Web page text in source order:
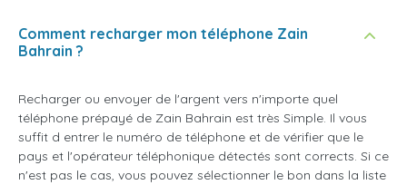
Comment recharger mon téléphone Zain
Bahrain ?
Recharger ou envoyer de l'argent vers n'importe quel
téléphone prépayé de Zain Bahrain est très Simple. Il vous
suffit d entrer le numéro de téléphone et de vérifier que le
pays et l'opérateur téléphonique détectés sont corrects. Si ce
n'est pas le cas, vous pouvez sélectionner le bon dans la liste